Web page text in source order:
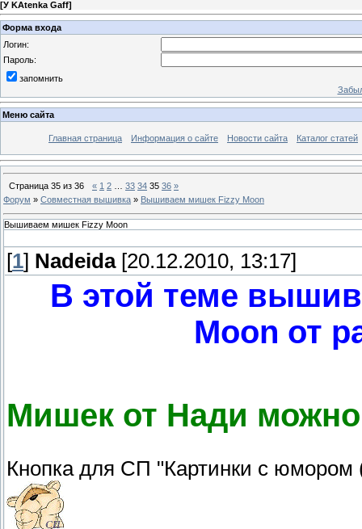
[У KAtenka Gaff]
Форма входа
Логин:
Пароль:
запомнить
Меню сайта
Главная страница Информация о сайте Новости сайта Каталог статей
Страница 35 из 36 « 1 2 33 34 35 36 »
Форум » Совместная вышивка » Вышиваем мишек Fizzy Moon
Вышиваем мишек Fizzy Moon
[1] Nadeida[20.12.2010, 13:17]
В этой теме
Moon от
Мишек от Нади можно
Кнопка для СП "Картинки с